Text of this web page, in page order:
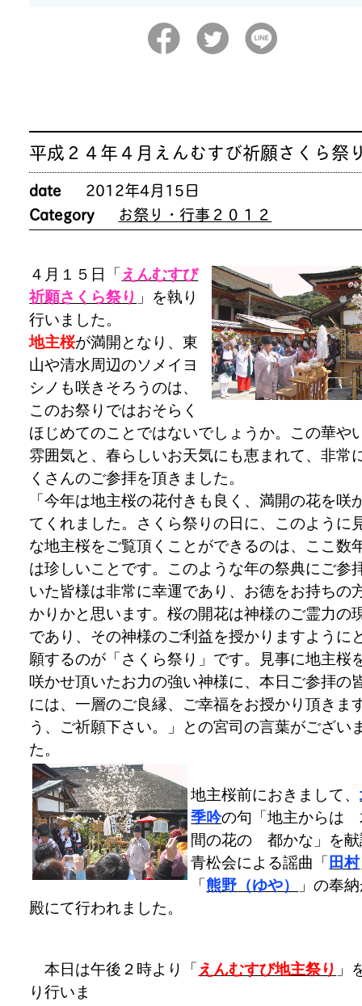
平成２４年４月えんむすび祈願さくら祭
date
2012年4月15日
Category
お祭り・行事２０１２
４月１５日「 えんむすび
祈願さくら祭り 」を執り
行いました。
地主桜が満開となり、東
山や清水周辺のソメイヨ
シノも咲きそろうのは、
このお祭りではおそらく
ほじめてのことではないでしょうか。この華や
雰囲気と、春らしいお天気にも恵まれて、非常
くさんのご参拝を頂きました。
「今年は地主桜の花付きも良く、満開の花を咲
てくれました。さくら祭りの日に、このように
な地主桜をご覧頂くことができるのは、ここ数
は珍しいことです。このような年の祭典にご参
いた皆様は非常に幸運であり、お徳をお持ちの
かりかと思います。桜の開花は神様のご霊力の
であり、その神様のご利益を授かりますように
願するのが「さくら祭り」です。見事に地主桜
咲かせ頂いたお力の強い神様に、本日ご参拝の
には、一層のご良縁、ご幸福をお授かり頂きま
う、ご祈願下さい。」との宮司の言葉がござい
た。
地主桜前におきまして、
季吟の句「地主からは
間の花の 都かな」を献
青松会による謡曲「 田村
「熊野（ゆや）
」の奉
殿にて行われました。
本日は午後２時より「 えんむすび地主祭り 」
り行いま